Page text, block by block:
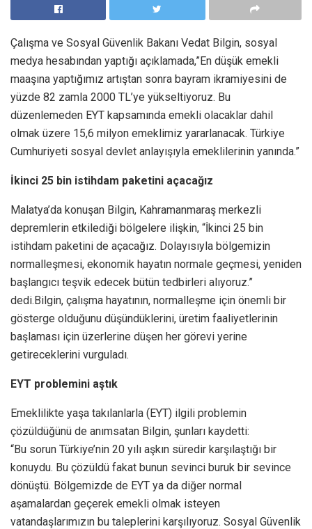
Çalışma ve Sosyal Güvenlik Bakanı Vedat Bilgin, sosyal
medya hesabından yaptığı açıklamada,”En düşük emekli
maaşına yaptığımız artıştan sonra bayram ikramiyesini de
yüzde 82 zamla 2000 TL’ye yükseltiyoruz. Bu
düzenlemeden EYT kapsamında emekli olacaklar dahil
olmak üzere 15,6 milyon emeklimiz yararlanacak. Türkiye
Cumhuriyeti sosyal devlet anlayışıyla emeklilerinin yanında.”
İkinci 25 bin istihdam paketini açacağız
Malatya’da konuşan Bilgin, Kahramanmaraş merkezli
depremlerin etkilediği bölgelere ilişkin, “İkinci 25 bin
istihdam paketini de açacağız. Dolayısıyla bölgemizin
normalleşmesi, ekonomik hayatın normale geçmesi, yeniden
başlangıcı teşvik edecek bütün tedbirleri alıyoruz.”
dedi.Bilgin, çalışma hayatının, normalleşme için önemli bir
gösterge olduğunu düşündüklerini, üretim faaliyetlerinin
başlaması için üzerlerine düşen her görevi yerine
getireceklerini vurguladı.
EYT problemini aştık
Emeklilikte yaşa takılanlarla (EYT) ilgili problemin
çözüldüğünü de anımsatan Bilgin, şunları kaydetti:
“Bu sorun Türkiye’nin 20 yılı aşkın süredir karşılaştığı bir
konuydu. Bu çözüldü fakat bunun sevinci buruk bir sevince
dönüştü. Bölgemizde de EYT ya da diğer normal
aşamalardan geçerek emekli olmak isteyen
vatandaşlarımızın bu taleplerini karşılıyoruz. Sosyal Güvenlik